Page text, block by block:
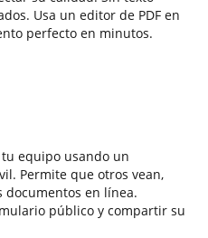
Usa un editor de PDF en
perfecto en minutos.
equipo usando un
Permite que otros vean,
en línea.
público y compartir su